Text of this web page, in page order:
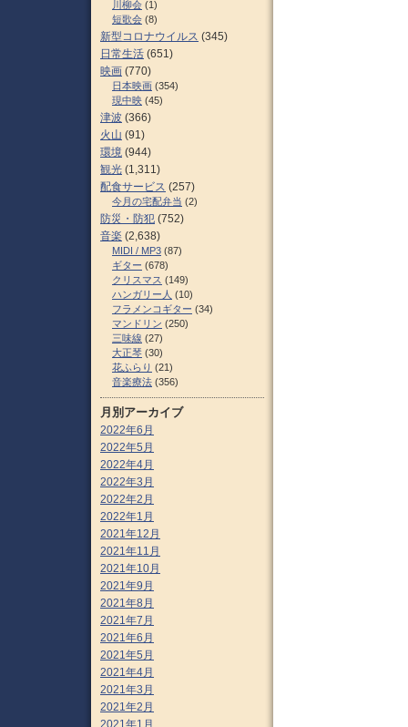
川柳会 (1)
短歌会 (8)
新型コロナウイルス (345)
日常生活 (651)
映画 (770)
日本映画 (354)
現中映 (45)
津波 (366)
火山 (91)
環境 (944)
観光 (1,311)
配食サービス (257)
今月の宅配弁当 (2)
防災・防犯 (752)
音楽 (2,638)
MIDI / MP3 (87)
ギター (678)
クリスマス (149)
ハンガリー人 (10)
フラメンコギター (34)
マンドリン (250)
三味線 (27)
大正琴 (30)
花ふらり (21)
音楽療法 (356)
月別アーカイブ
2022年6月
2022年5月
2022年4月
2022年3月
2022年2月
2022年1月
2021年12月
2021年11月
2021年10月
2021年9月
2021年8月
2021年7月
2021年6月
2021年5月
2021年4月
2021年3月
2021年2月
2021年1月